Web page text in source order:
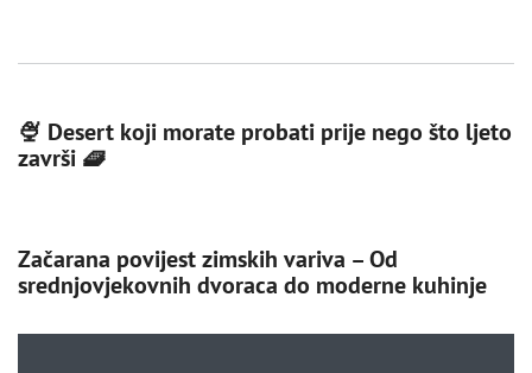
🍨 Desert koji morate probati prije nego što ljeto
završi 🧇
Začarana povijest zimskih variva – Od
srednjovjekovnih dvoraca do moderne kuhinje